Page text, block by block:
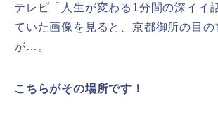
テレビ「人生が変わる1分間の深イイ
ていた画像を見ると、京都御所の目の
が…。
こちらがその場所です！